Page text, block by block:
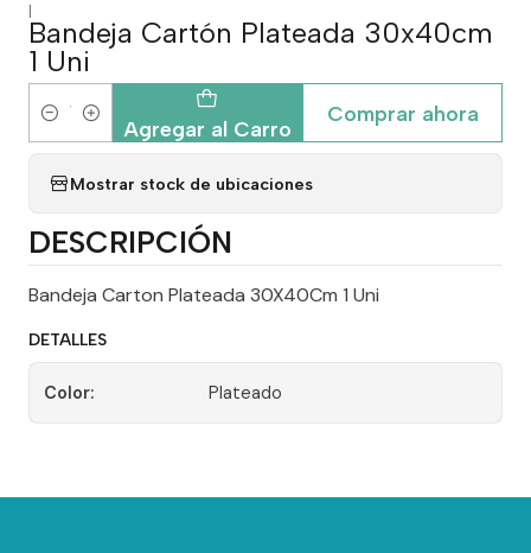
|
Bandeja Cartón Plateada 30x40cm
1 Uni
Cantidad Agregar al Carro
Comprar ahora
Mostrar stock de ubicaciones
DESCRIPCIÓN
Bandeja Carton Plateada 30X40Cm 1 Uni
DETALLES
Color: Plateado